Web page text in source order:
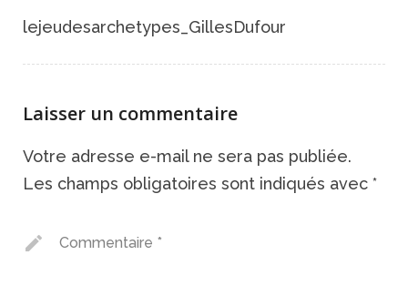
lejeudesarchetypes_GillesDufour
Laisser un commentaire
Votre adresse e-mail ne sera pas publiée.
Les champs obligatoires sont indiqués avec *
Commentaire *